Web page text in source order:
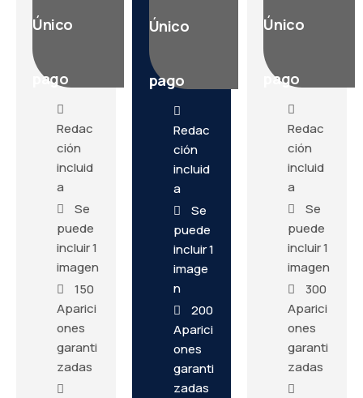
Único
pago
Redac
ción
incluid
a
Se
puede
incluir 1
imagen
150
Aparici
ones
garanti
zadas
Único
pago
Redac
ción
incluid
a
Se
puede
incluir 1
image
n
200
Aparici
ones
garanti
zadas
Único
pago
Redac
ción
incluid
a
Se
puede
incluir 1
imagen
300
Aparici
ones
garanti
zadas